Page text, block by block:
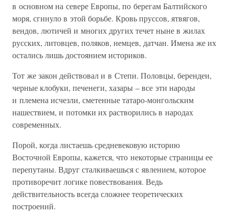
в основном на севере Европы, по берегам Балтийского
моря, сгинуло в этой борьбе. Кровь пруссов, ятвягов,
вендов, лютичей и многих других течет ныне в жилах
русских, литовцев, поляков, немцев, датчан. Имена же их
остались лишь достоянием историков.
Тот же закон действовал и в Степи. Половцы, берендеи,
черные клобуки, печенеги, хазары – все эти народы
и племена исчезли, сметенные татаро-монгольским
нашествием, и потомки их растворились в народах
современных.
Порой, когда листаешь средневековую историю
Восточной Европы, кажется, что некоторые страницы ее
перепутаны. Вдруг сталкиваешься с явлением, которое
противоречит логике повествования. Ведь
действительность всегда сложнее теоретических
построений.